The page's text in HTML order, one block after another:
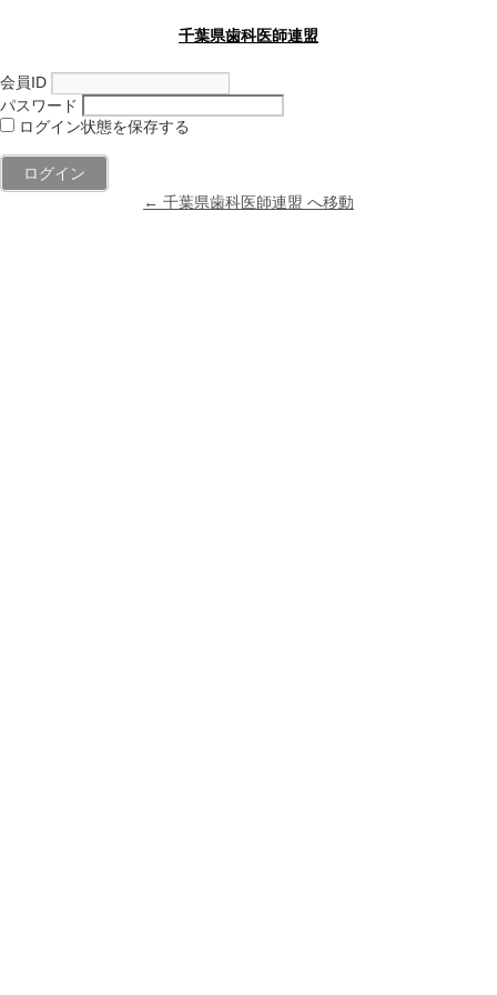
千葉県歯科医師連盟
会員ID
パスワード
ログイン状態を保存する
← 千葉県歯科医師連盟 へ移動